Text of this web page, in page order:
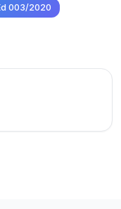
003/2020